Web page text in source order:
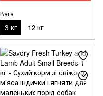
Вага
3 кг 12 кг